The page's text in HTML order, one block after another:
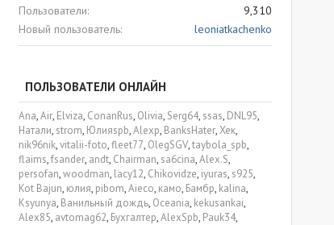
Пользователи
9,310
Новый пользователь
leoniatkachenko
ПОЛЬЗОВАТЕЛИ ОНЛАЙН
Ana Air Elviza ConanRus Olivia Serg64 ssas DNL95
Натали strom Юлияspb Alexp BanksHater Хек
nik96nik vitalii-foto fleet77 OlegSGV taybola_spb
flaims fsander andt Chairman sa6cina Alex.S
persofan woodman lacy12 Chikovidze iyuras s925
Kot Bajun юлия pibom Aieco камо Бамбр kalina
Ksyunya Ванильный дождь Oceania kekusankai
Alex85 avtomag62 Бухгалтер AlexSpb Pauk34